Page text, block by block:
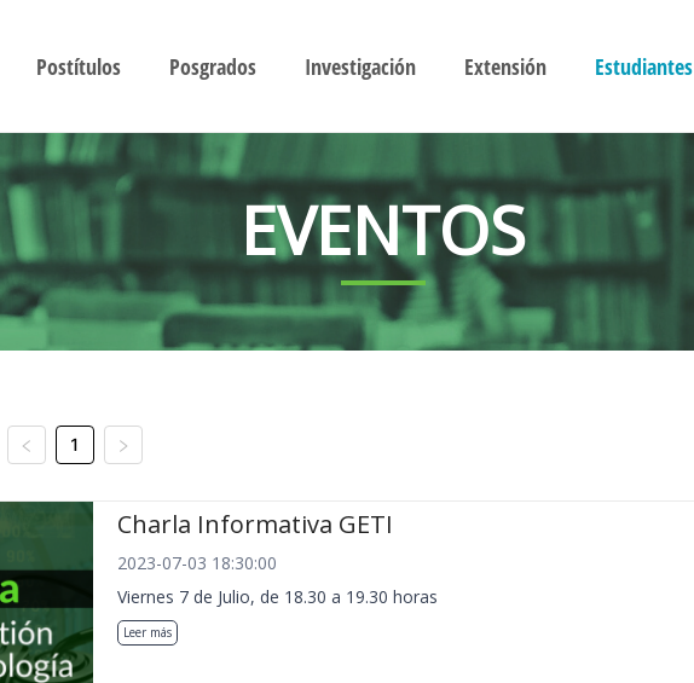
Postítulos Posgrados Investigación Extensión Estudiantes
EVENTOS
1
Charla Informativa GETI
2023-07-03 18:30:00
Viernes 7 de Julio, de 18.30 a 19.30 horas
Leer más